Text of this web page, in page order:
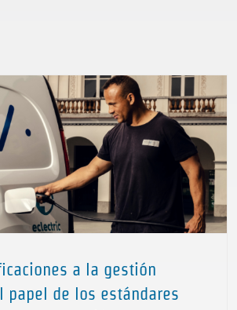
a la gestión
a la gestión
papel de los estándares